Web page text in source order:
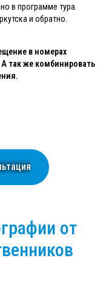
в программе тура.
и обратно.
в номерах
так же комбинировать
от